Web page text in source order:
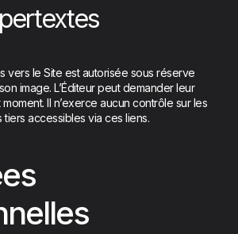
vers le Site est autorisée sous réserve
image. L’Éditeur peut demander leur
Il n’exerce aucun contrôle sur les
accessibles via ces liens.